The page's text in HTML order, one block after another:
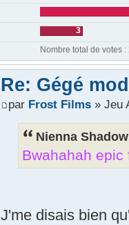
3
Re: Gégé
par Frost Films» Jeu
Nienna
Bwahahah
J'me disais bien